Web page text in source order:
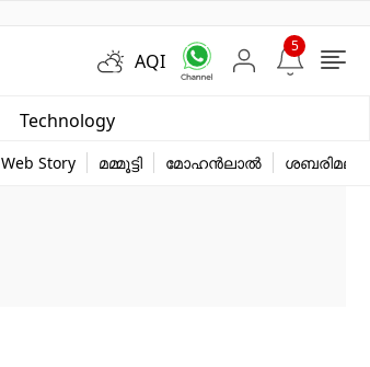
AQI
5
Technology
Web Story മമ്മൂട്ടി മോഹൻലാൽ ശബരിമല